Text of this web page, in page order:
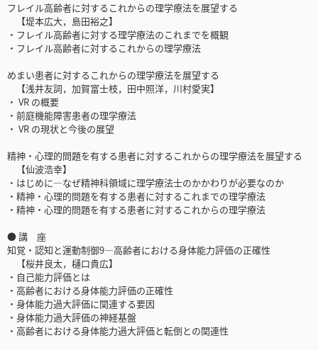
フレイル高齢者に対するこれからの理学療法を展望する
【堤本広大，島田裕之】
・フレイル高齢者に対する理学療法のこれまでを概観
・フレイル高齢者に対するこれからの理学療法
めまい患者に対するこれからの理学療法を展望する
【浅井友詞，加賀富士枝，田中照洋，川村愛実】
・ VR の概要
・前庭機能障害患者の理学療法
・ VR の現状と今後の展望
精神・心理的問題を有する患者に対するこれからの理学療法を展望する
【仙波浩幸】
・はじめに―なぜ精神科領域に理学療法士のかかわりが必要なのか
・精神・心理的問題を有する患者に対するこれまでの理学療法
・精神・心理的問題を有する患者に対するこれからの理学療法
● 講 座
知覚・認知と運動制御9―高齢者における身体能力評価の正確性
【桜井良太，樋口貴広】
・自己能力評価とは
・高齢者における身体能力評価の正確性
・身体能力過大評価に関連する要因
・身体能力過大評価の神経基盤
・高齢者における身体能力過大評価と転倒との関連性